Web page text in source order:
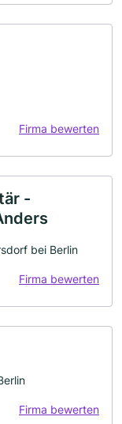
Firma bewerten
-
bei Berlin
Firma bewerten
Firma bewerten